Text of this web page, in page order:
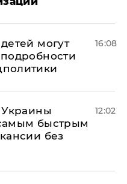
могут
16:08
Украины
быстрым
без
12:02